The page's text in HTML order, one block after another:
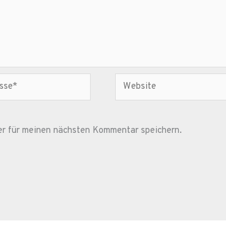
Website
für meinen nächsten Kommentar speichern.